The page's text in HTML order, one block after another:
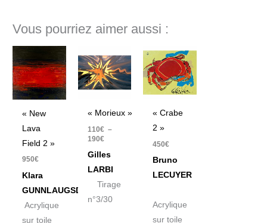
Vous pourriez aimer aussi :
« New
Lava
Field 2 »
950€
Klara
GUNNLAUGSDOTTIR
Acrylique
sur toile
« Morieux »
110€ –
190€
de
prix :
110€
à
Gilles
LARBI
Tirage
n°3/30
« Crabe
2 »
450€
Bruno
LECUYER
Acrylique
sur toile